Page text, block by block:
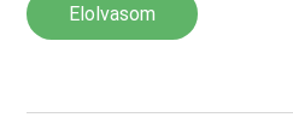
Elolvasom